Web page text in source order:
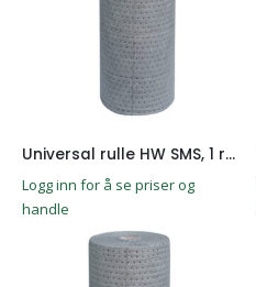
Universal rulle HW SMS, 1 rull
Logg inn for å se priser og
handle